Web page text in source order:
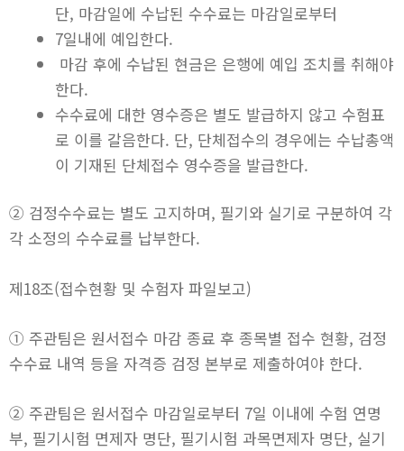
단, 마감일에 수납된 수수료는 마감일로부터
7일내에 예입한다.
마감 후에 수납된 현금은 은행에 예입 조치를 취해야
한다.
수수료에 대한 영수증은 별도 발급하지 않고 수험표
로 이를 갈음한다. 단, 단체접수의 경우에는 수납총액
이 기재된 단체접수 영수증을 발급한다.
② 검정수수료는 별도 고지하며, 필기와 실기로 구분하여 각
각 소정의 수수료를 납부한다.
제18조(접수현황 및 수험자 파일보고)
① 주관팀은 원서접수 마감 종료 후 종목별 접수 현황, 검정
수수료 내역 등을 자격증 검정 본부로 제출하여야 한다.
② 주관팀은 원서접수 마감일로부터 7일 이내에 수험 연명
부, 필기시험 면제자 명단, 필기시험 과목면제자 명단, 실기